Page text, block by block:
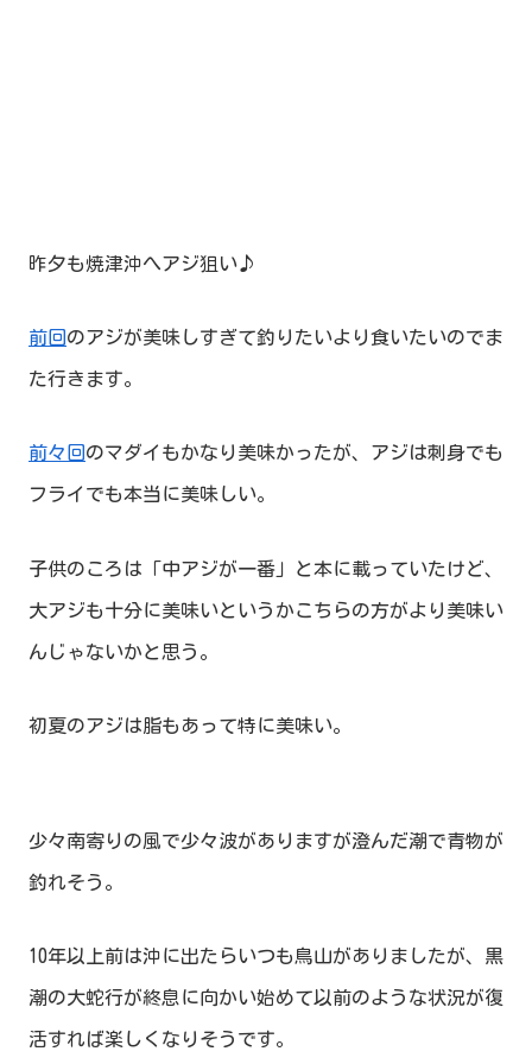
昨夕も焼津沖へアジ狙い♪
前回のアジが美味しすぎて釣りたいより食いたいのでま
た行きます。
前々回のマダイもかなり美味かったが、アジは刺身でも
フライでも本当に美味しい。
子供のころは「中アジが一番」と本に載っていたけど、
大アジも十分に美味いというかこちらの方がより美味い
んじゃないかと思う。
初夏のアジは脂もあって特に美味い。
少々南寄りの風で少々波がありますが澄んだ潮で青物が
釣れそう。
10年以上前は沖に出たらいつも鳥山がありましたが、黒
潮の大蛇行が終息に向かい始めて以前のような状況が復
活すれば楽しくなりそうです。